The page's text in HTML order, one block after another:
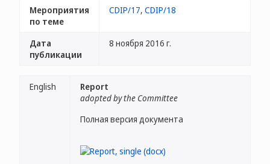
Мероприятия
по теме
CDIP/17, CDIP/18
Дата
публикации
8 ноября 2016 г.
English
Report
adopted by the Committee
Полная версия документа